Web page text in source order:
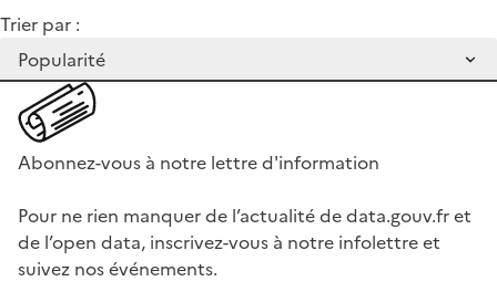
Trier par :
Abonnez-vous à notre lettre d'information
Pour ne rien manquer de l’actualité de data.gouv.fr et
de l’open data, inscrivez-vous à notre infolettre et
suivez nos événements.